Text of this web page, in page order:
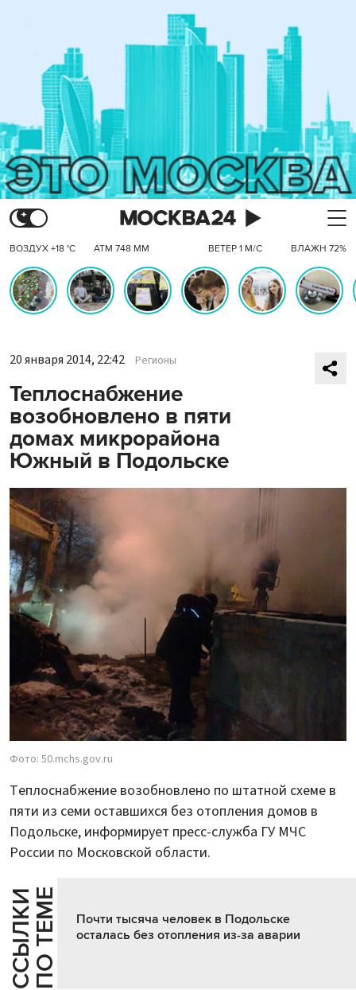
ВОЗДУХ +18 °C АТМ 748 ММ ВЕТЕР 1 М/С ВЛАЖН 72%
20 января 2014, 22:42 Регионы
Теплоснабжение
возобновлено в пяти
домах микрорайона
Южный в Подольске
Фото: 50.mchs.gov.ru
Теплоснабжение возобновлено по штатной схеме в
пяти из семи оставшихся без отопления домов в
Подольске, информирует пресс-служба ГУ МЧС
России по Московской области.
С
С
Ы
Л
К
И
П
О
Т
Е
МЕ
Почти тысяча человек в Подольске
осталась без отопления из-за аварии